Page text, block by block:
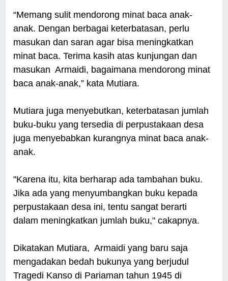
“Memang sulit mendorong minat baca anak-
anak. Dengan berbagai keterbatasan, perlu
masukan dan saran agar bisa meningkatkan
minat baca. Terima kasih atas kunjungan dan
masukan Armaidi, bagaimana mendorong minat
baca anak-anak,” kata Mutiara.
Mutiara juga menyebutkan, keterbatasan jumlah
buku-buku yang tersedia di perpustakaan desa
juga menyebabkan kurangnya minat baca anak-
anak.
"Karena itu, kita berharap ada tambahan buku.
Jika ada yang menyumbangkan buku kepada
perpustakaan desa ini, tentu sangat berarti
dalam meningkatkan jumlah buku," cakapnya.
Dikatakan Mutiara, Armaidi yang baru saja
mengadakan bedah bukunya yang berjudul
Tragedi Kanso di Pariaman tahun 1945 di